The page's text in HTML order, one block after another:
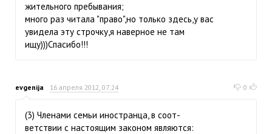
жительного пребывания;
много раз читала "право",но только здесь,у вас
увидела эту строчку,я наверное не там
ищу)))Спасибо!!!
evgenija 16 апреля 2012, 07:24 0
(3) Членами семьи иностранца, в соот-
ветствии с настоящим законом являются: